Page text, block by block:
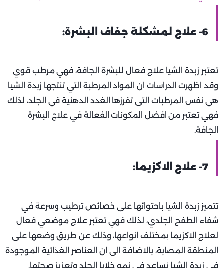
6- علاج لمشكلة جفاف البشرة:
تعتبر زبدة الشيا علاج فعال للبشرة الجافة، فهي مرطب قوي
وقد اظهرت الدراسات ان المواد المرطبة التي تنتجها زبدة الشيا
هي نفس المرطبات التي تفرزها الغدد الدهنية في الجلد، لذلك
فهي تعتبر من افضل المكونات الفعالة في علاج البشرة
الجافة.
7- علاج الاكزيما:
تتميز زبدة الشيا باحتوائها على خصائص ترطيب وسرعة في
شفاء الطفح الجلدي، لذلك فهي تعتبر علاج موضعي فعال
لعلاج الاكزيما بمختلف انواعها، وذلك عن طريق وضعها على
المنطقة المصابة، بالاضافة الى ان العناصر الغذائية الموجودة
في زبدة الشيا تساعد في نمو خلايا الجلد وتعزيز صحتها.